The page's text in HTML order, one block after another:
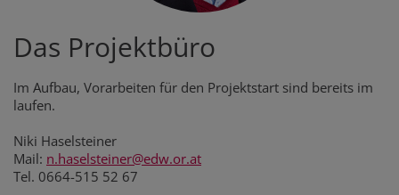
Das Projektbüro
Im Aufbau, Vorarbeiten für den Projektstart sind bereits im
laufen.
Niki Haselsteiner
Mail: n.haselsteiner@edw.or.at
Tel. 0664-515 52 67